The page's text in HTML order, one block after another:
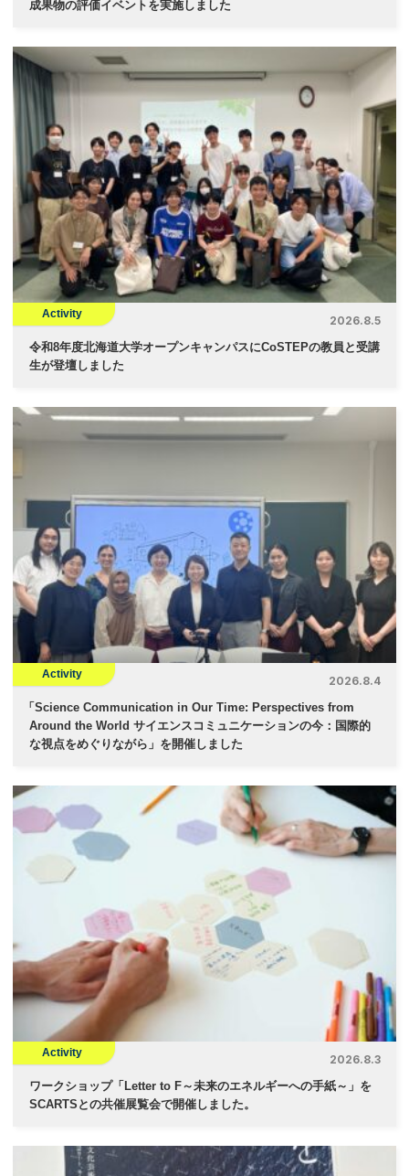
成果物の評価イベントを実施しました
Activity
2026.8.5
令和8年度北海道大学オープンキャンパスにCoSTEPの教員と受講
生が登壇しました
Activity
2026.8.4
「Science Communication in Our Time: Perspectives from
Around the World サイエンスコミュニケーションの今：国際的
な視点をめぐりながら」を開催しました
Activity
2026.8.3
ワークショップ「Letter to F～未来のエネルギーへの手紙～」を
SCARTSとの共催展覧会で開催しました。